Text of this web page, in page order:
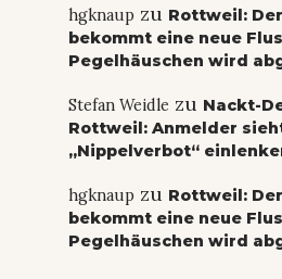
hgknaupzu Rottweil:
bekommt eine neue
Pegelhäuschen wird
Stefan Weidle zu Nackt-
Rottweil: Anmelder
„Nippelverbot“
hgknaupzu Rottweil:
bekommt eine neue
Pegelhäuschen wird